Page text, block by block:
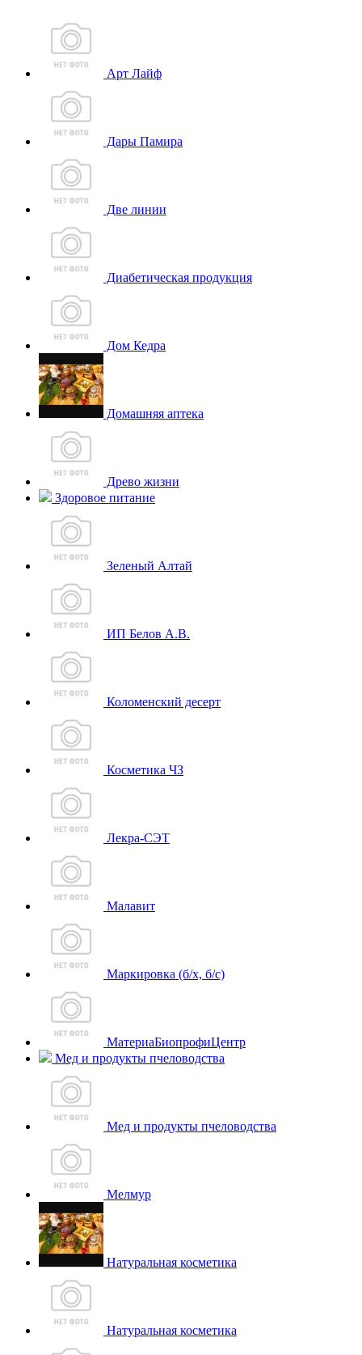
Арт Лайф
Дары Памира
Две линии
Диабетическая продукция
Дом Кедра
Домашняя аптека
Древо жизни
Здоровое питание
Зеленый Алтай
ИП Белов А.В.
Коломенский десерт
Косметика ЧЗ
Лекра-СЭТ
Малавит
Маркировка (б/х, б/с)
МатериаБиопрофиЦентр
Мед и продукты пчеловодства
Мед и продукты пчеловодства
Мелмур
Натуральная косметика
Натуральная косметика